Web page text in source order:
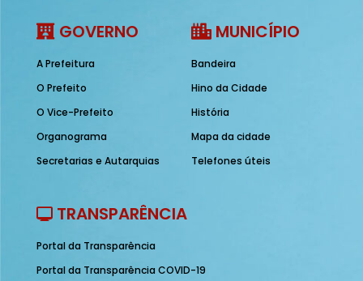
GOVERNO
A Prefeitura
O Prefeito
O Vice-Prefeito
Organograma
Secretarias e Autarquias
MUNICÍPIO
Bandeira
Hino da Cidade
História
Mapa da cidade
Telefones úteis
TRANSPARÊNCIA
Portal da Transparência
Portal da Transparência COVID-19